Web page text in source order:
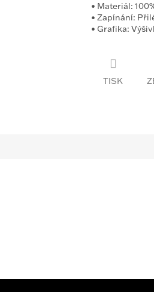
• Materiál:
• Zapínání:
• Grafika:
TISK